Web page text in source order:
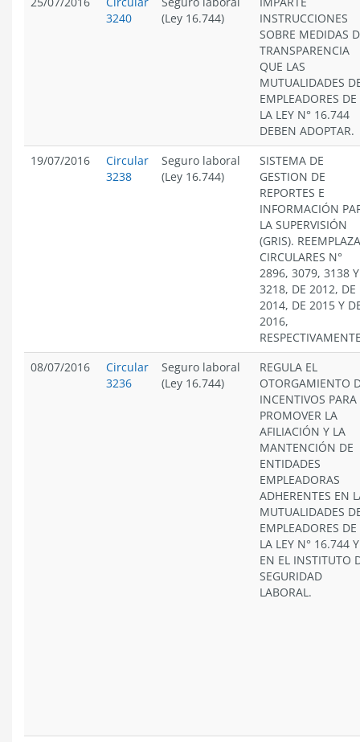
3240
(Ley 16.744)
INSTRUCCIONES
SOBRE MEDIDAS
TRANSPARENCIA
QUE LAS
MUTUALIDADES
EMPLEADORES DE
LA LEY N° 16.744
DEBEN ADOPTAR.
19/07/2016
Circular
3238
Seguro laboral
(Ley 16.744)
SISTEMA DE
GESTION DE
REPORTES E
INFORMACIÓN
LA SUPERVISIÓN
(GRIS). REEMPLAZA
CIRCULARES N°
2896, 3079, 3138 Y
3218, DE 2012, DE
2014, DE 2015 Y
2016,
08/07/2016
Circular
3236
Seguro laboral
(Ley 16.744)
REGULA EL
OTORGAMIENTO
INCENTIVOS PARA
PROMOVER LA
AFILIACIÓN Y LA
MANTENCIÓN DE
ENTIDADES
EMPLEADORAS
ADHERENTES EN
MUTUALIDADES
EMPLEADORES DE
LA LEY N° 16.744 Y
EN EL INSTITUTO
SEGURIDAD
LABORAL.